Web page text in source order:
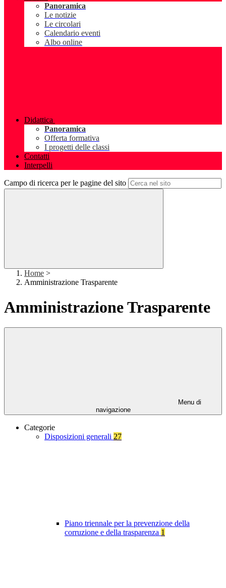
Panoramica
Le notizie
Le circolari
Calendario eventi
Albo online
Didattica
Panoramica
Offerta formativa
I progetti delle classi
Contatti
Interpelli
Campo di ricerca per le pagine del sito
Home >
Amministrazione Trasparente
Amministrazione Trasparente
Menu di
navigazione
Categorie
Disposizioni generali 27
Piano triennale per la prevenzione della
corruzione e della trasparenza 1